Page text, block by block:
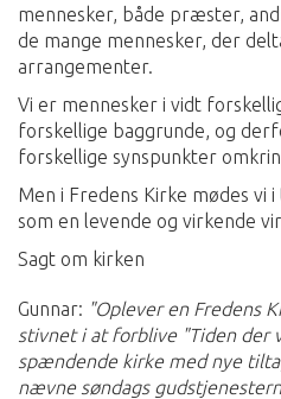
mennesker, både præster,
de mange mennesker, der
arrangementer.
Vi er mennesker i vidt
forskellige baggrunde, og
forskellige synspunkter
Men i Fredens Kirke mødes vi
som en levende og virkende
Sagt om kirken
Gunnar: "Oplever en Fredens
stivnet i at forblive "Tiden der
spændende kirke med nye
nævne søndags